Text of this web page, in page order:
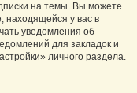
на темы. Вы можете
находящейся у вас в
уведомления об
для закладок и
личного раздела.